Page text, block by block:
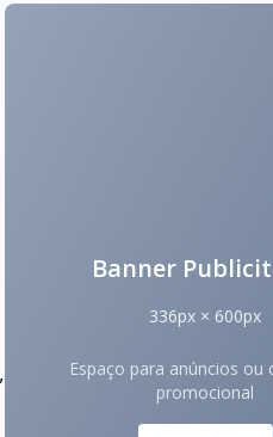
Banner
336px × 600px
Espaço para anúncios ou
promocional